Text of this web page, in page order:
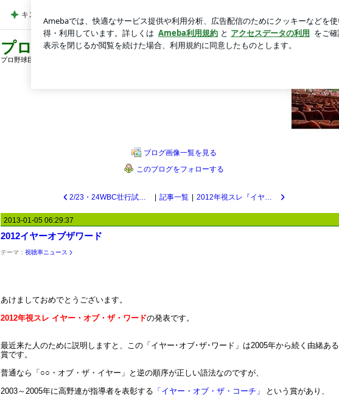
キスをしても落ちにくいリップライナー
プロ野球の視聴率を語るblog
プロ野球巨人戦の視聴率を語ります。 ※マンガの切り貼りは終了しました
ブログ画像一覧を見る
このブログをフォローする
2/23・24WBC壮行試合視聴率と時間帯 記事一覧 2012年視スレ『イヤー・オブ・ザ・ワード』投票所
2013-01-05 06:29:37
2012イヤーオブザワード
テーマ： 視聴率ニュース
あけましておめでとうございます。
2012年視スレ イヤー・オブ・ザ・ワードの発表です。
最近来た人のために説明しますと、この「イヤー･オブ･ザ･ワード」は2005年から続く由緒ある
賞です。
普通なら「○○・オブ・ザ・イヤー」と逆の順序が正しい語法なのですが、
2003～2005年に高野連が指導者を表彰する 「イヤー・オブ・ザ・コーチ」
という賞があり、